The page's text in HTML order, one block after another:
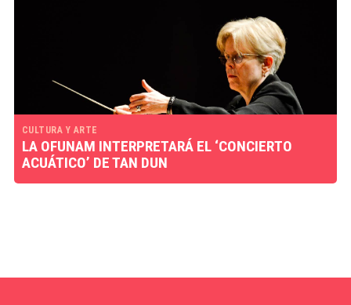
CULTURA Y ARTE
LA OFUNAM INTERPRETARÁ EL ‘CONCIERTO
ACUÁTICO’ DE TAN DUN